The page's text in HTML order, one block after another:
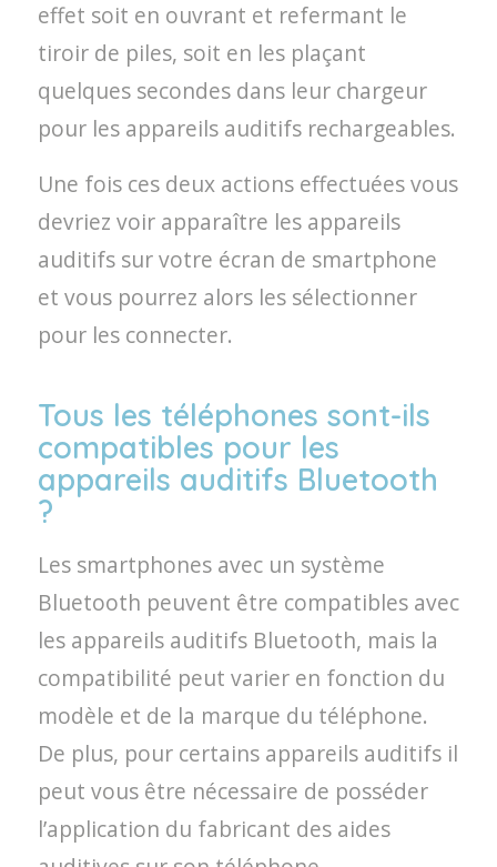
effet soit en ouvrant et refermant le
tiroir de piles, soit en les plaçant
quelques secondes dans leur chargeur
pour les appareils auditifs rechargeables.
Une fois ces deux actions effectuées vous
devriez voir apparaître les appareils
auditifs sur votre écran de smartphone
et vous pourrez alors les sélectionner
pour les connecter.
Tous les téléphones sont-ils
compatibles pour les
appareils auditifs Bluetooth
?
Les smartphones avec un système
Bluetooth peuvent être compatibles avec
les appareils auditifs Bluetooth, mais la
compatibilité peut varier en fonction du
modèle et de la marque du téléphone.
De plus, pour certains appareils auditifs il
peut vous être nécessaire de posséder
l’application du fabricant des aides